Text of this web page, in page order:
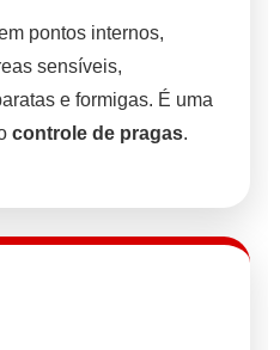
pontos internos,
sensíveis,
e formigas. É uma
controle de pragas.